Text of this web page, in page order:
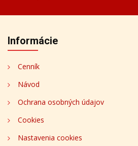
Informácie
Cenník
Návod
Ochrana osobných údajov
Cookies
Nastavenia cookies